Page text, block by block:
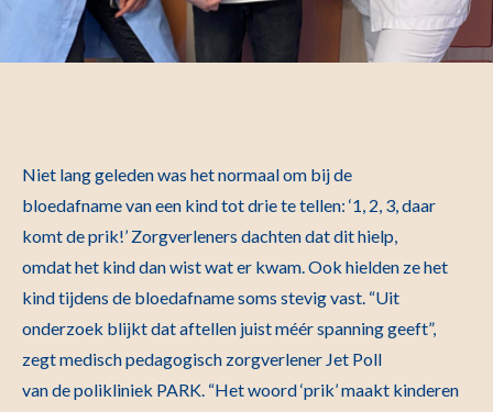
Niet lang geleden was het normaal om bij de
bloedafname van een kind tot drie te tellen: ‘1, 2, 3, daar
komt de prik!’ Zorgverleners dachten dat dit hielp,
omdat het kind dan wist wat er kwam. Ook hielden ze het
kind tijdens de bloedafname soms stevig vast. “Uit
onderzoek blijkt dat aftellen juist méér spanning geeft”,
zegt medisch pedagogisch zorgverlener Jet Poll
van de polikliniek PARK. “Het woord ‘prik’ maakt kinderen